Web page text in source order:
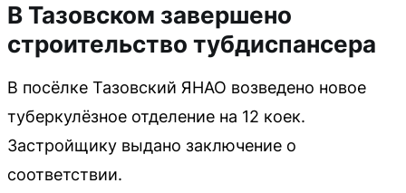
В Тазовском завершено
строительство тубдиспансера
В посёлке Тазовский ЯНАО возведено новое
туберкулёзное отделение на 12 коек.
Застройщику выдано заключение о
соответствии.